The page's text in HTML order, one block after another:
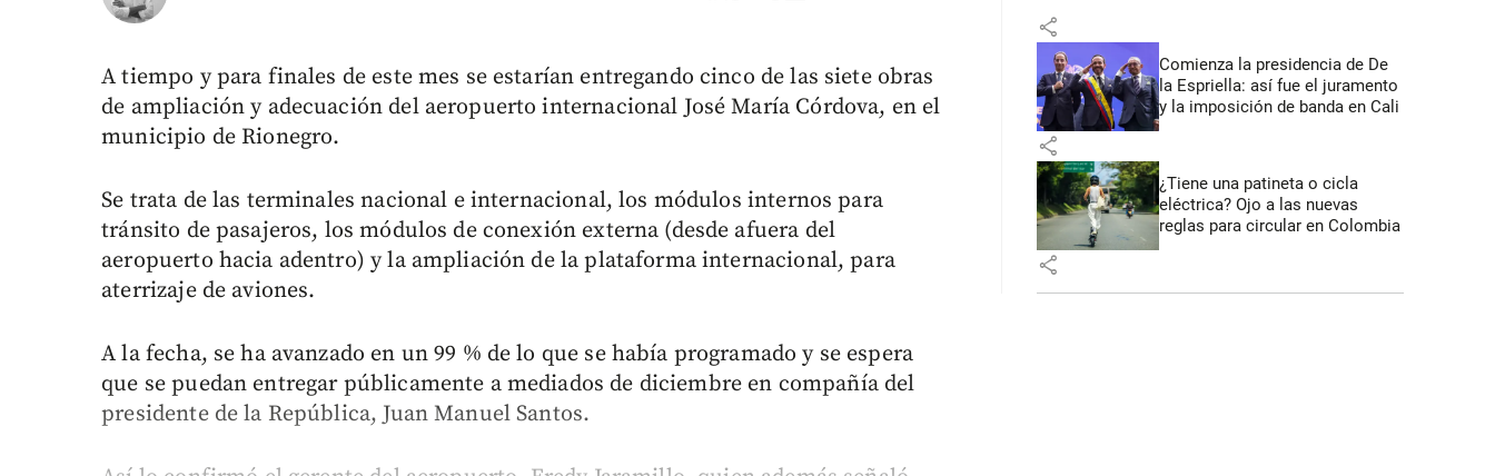
A tiempo y para finales de este mes se estarían entregando cinco de las siete obras
de ampliación y adecuación del aeropuerto internacional José María Córdova, en el
municipio de Rionegro.
Se trata de las terminales nacional e internacional, los módulos internos para
tránsito de pasajeros, los módulos de conexión externa (desde afuera del
aeropuerto hacia adentro) y la ampliación de la plataforma internacional, para
aterrizaje de aviones.
A la fecha, se ha avanzado en un 99 % de lo que se había programado y se espera
que se puedan entregar públicamente a mediados de diciembre en compañía del
presidente de la República, Juan Manuel Santos.
share
Comienza la presidencia de De
la Espriella: así fue el juramento
y la imposición de banda en Cali
share
¿Tiene una patineta o cicla
eléctrica? Ojo a las nuevas
reglas para circular en Colombia
share